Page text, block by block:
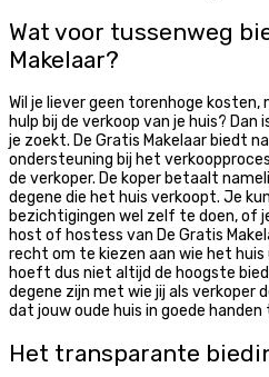
Wat voor tussenweg
Makelaar?
Wil je liever geen torenhoge
hulp bij de verkoop van je huis?
je zoekt. De Gratis Makelaar biedt
ondersteuning bij het
de verkoper. De koper betaalt
degene die het huis verkoopt. Je
bezichtigingen wel zelf te doen, of
host of hostess van De Gratis
recht om te kiezen aan wie het
hoeft dus niet altijd de hoogste
degene zijn met wie jij als verkoper
dat jouw oude huis in goede
Het transparante